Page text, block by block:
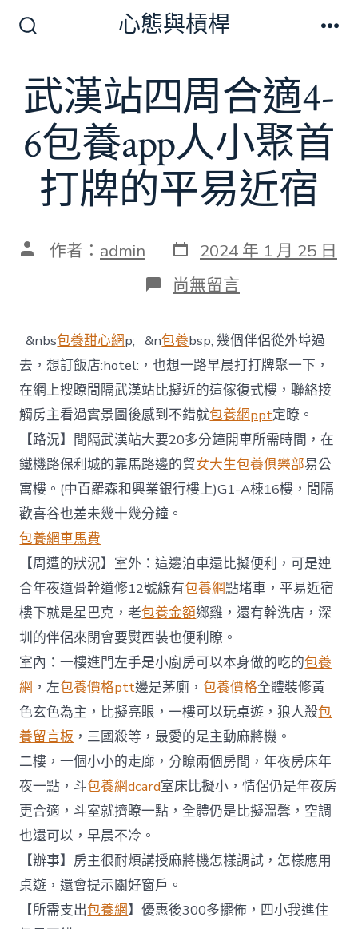
切
換
開
心態與槓桿
武漢站四周合適4-
6包養app人小聚首
打牌的平易近宿
文 作者： admin 發
表
日
期
2024 年 1 月 25 日
在
〈武
站
四
周
合
適
4-
6
包
養
app
人
小
打
牌
的
平
易
近
宿〉
中
尚無留言
&nbs包養甜心網p; &n包養bsp; 幾個伴侶從外埠過
去，想訂飯店:hotel:，也想一路早晨打打牌聚一下，
在網上搜瞭間隔武漢站比擬近的這傢復式樓，聯絡接
觸房主看過實景圖後感到不錯就包養網ppt定瞭。
【路況】間隔武漢站大要20多分鐘開車所需時間，在
鐵機路保利城的靠馬路邊的貿女大生包養俱樂部易公
寓樓。(中百羅森和興業銀行樓上)G1-A棟16樓，間隔
歡喜谷也差未幾十幾分鐘。
包養網車馬費
【周遭的狀況】室外：這邊泊車還比擬便利，可是連
合年夜道骨幹道修12號線有包養網點堵車，平易近宿
樓下就是星巴克，老包養金額鄉雞，還有幹洗店，深
圳的伴侶來閉會要熨西裝也便利瞭。
室內：一樓進門左手是小廚房可以本身做的吃的包養
網 ，左包養價格ptt邊是茅廁，包養價格全體裝修黃
色玄色為主，比擬亮眼，一樓可以玩桌遊，狼人殺包
養留言板 ，三國殺等，最愛的是主動麻將機。
二樓，一個小小的走廊，分瞭兩個房間，年夜房床年
夜一點，斗包養網dcard室床比擬小，情侶仍是年夜房
更合適，斗室就擠瞭一點，全體仍是比擬溫馨，空調
也還可以，早晨不冷。
【辦事】房主很耐煩講授麻將機怎樣調試，怎樣應用
桌遊，還會提示關好窗戶。
【所需支出包養網】優惠後300多擺佈，四小我進住